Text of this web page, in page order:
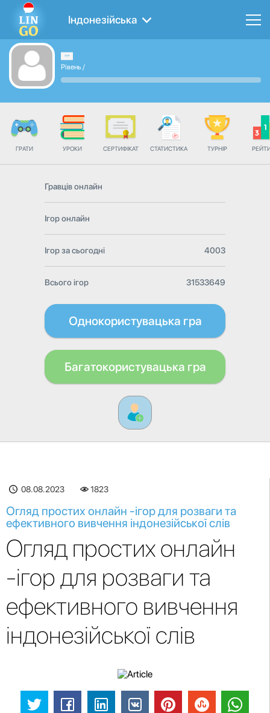
Індонезійська
Рівень /
ГРАТИ УРОКИ СЕРТИФІКАТ СТАТИСТИКА ТУРНІР
Гравців онлайн
Ігор онлайн
Ігор за сьогодні 4003
Всього ігор 31533649
Однокористувацька гра
Багатокористувацька гра
08.08.2023 1823
Огляд простих онлайн -ігор для розваги та
ефективного вивчення індонезійської слів
Огляд простих онлайн
-ігор для розваги та
ефективного вивчення
індонезійської слів